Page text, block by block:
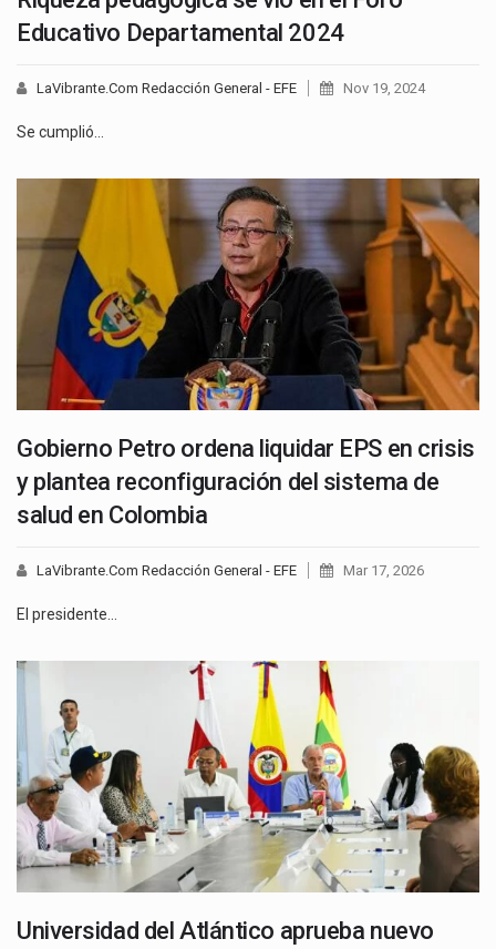
Educativo Departamental 2024
LaVibrante.Com Redacción General - EFE Nov 19, 2024
Se cumplió…
Gobierno Petro ordena liquidar EPS en crisis
y plantea reconfiguración del sistema de
salud en Colombia
LaVibrante.Com Redacción General - EFE Mar 17, 2026
El presidente…
Universidad del Atlántico aprueba nuevo